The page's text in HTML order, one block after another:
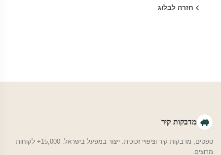
חזרה לבלוג
מדבקות קיר
טפטים, מדבקות קיר וציפויי זכוכית. ייצור במפעל בישראל. 15,000+ לקוחות
מרוצים.